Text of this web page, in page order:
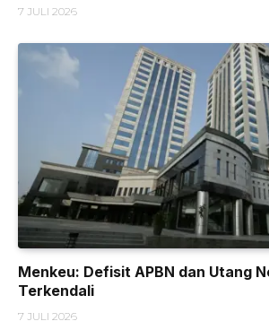
7 JULI 2026
Menkeu: Defisit APBN dan Utang
Terkendali
7 JULI 2026